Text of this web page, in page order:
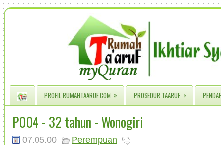
PROFIL RUMAHTAARUF.COM » PROSEDUR TAARUF »
P004 - 32 tahun - Wonogiri
07.05.00 Perempuan